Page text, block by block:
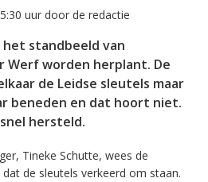
uur door de redactie
standbeeld van
Werf worden herplant. De
de Leidse sleutels maar
beneden en dat hoort niet.
hersteld.
Tineke Schutte, wees de
de sleutels verkeerd om staan.